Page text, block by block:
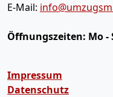
E-Mail:
Öffnungszeiten: Mo -
Impressum
Datenschutz